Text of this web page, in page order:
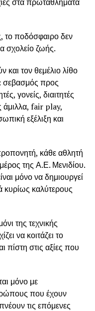
το ποδόσφαιρο δεν
σχολείο ζωής.
τον θεμέλιο λίθο
σεβασμός προς
γονείς, διαιτητές
άμιλλα, fair play,
εξέλιξη και
κάθε αθλητή
της Α.Ε. Μενιδίου.
μόνο να δημιουργεί
κυρίως καλύτερους
της τεχνικής
να κοιτάζει το
πίστη στις αξίες που
μόνο με
που έχουν
τις επόμενες